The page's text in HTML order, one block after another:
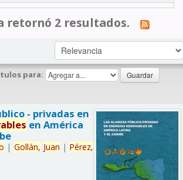
retornó 2 resultados.
para:
- privadas en
en América
| Gollán, Juan | Pérez,